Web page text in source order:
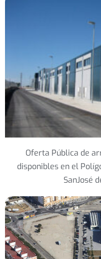
Oferta Pública de
disponibles en el
SanJosé